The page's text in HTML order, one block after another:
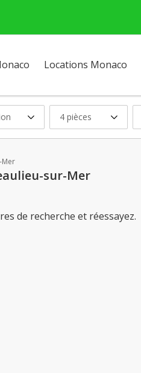
Locations Monaco
4 pièces
Mer
sur-Mer
de recherche et réessayez.